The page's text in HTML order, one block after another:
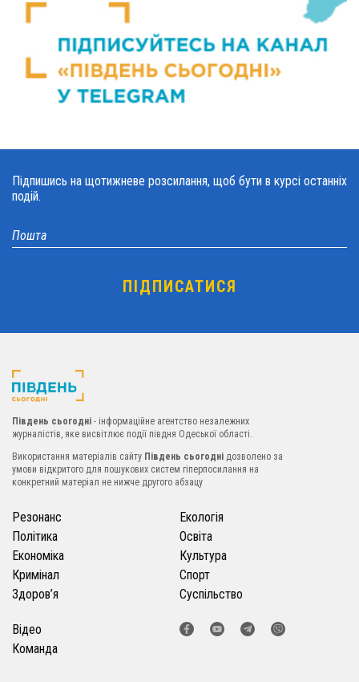
Підпишись на щотижневе розсилання, щоб бути в курсі останніх
подій.
Південь сьогодні - інформаційне агентство незалежних
журналістів, яке висвітлює події півдня Одеської області.
Використання матеріалів сайту Південь сьогодні дозволено за
умови відкритого для пошукових систем гіперпосилання на
конкретний матеріал не нижче другого абзацу
Резонанс
Політика
Економіка
Кримінал
Здоров’я
Екологія
Освіта
Культура
Спорт
Суспільство
Відео
Команда